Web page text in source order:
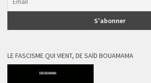
LE FASCISME QUI VIENT, DE SAÏD BOUAMAMA